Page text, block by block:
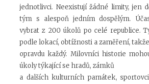
jednotlivci. Neexistují žádné limity, jen
tým s alespoň jedním dospělým.
vybrat z 200 úkolů po celé republice.
podle lokací, obtížnosti a zaměření,
opravdu každý. Milovníci historie
úkoly týkající se hradů, zámků
a dalších kulturních památek,